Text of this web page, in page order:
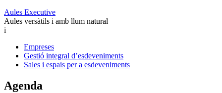
Aules Executive
Aules versàtils i amb llum natural
i
Empreses
Gestió integral d’esdeveniments
Sales i espais per a esdeveniments
Agenda